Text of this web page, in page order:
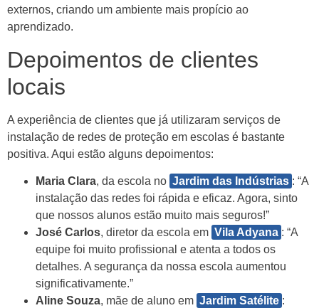
externos, criando um ambiente mais propício ao
aprendizado.
Depoimentos de clientes
locais
A experiência de clientes que já utilizaram serviços de
instalação de redes de proteção em escolas é bastante
positiva. Aqui estão alguns depoimentos:
Maria Clara, da escola no Jardim das Indústrias : “A
instalação das redes foi rápida e eficaz. Agora, sinto
que nossos alunos estão muito mais seguros!”
José Carlos, diretor da escola em Vila Adyana : “A
equipe foi muito profissional e atenta a todos os
detalhes. A segurança da nossa escola aumentou
significativamente.”
Aline Souza, mãe de aluno em Jardim Satélite :